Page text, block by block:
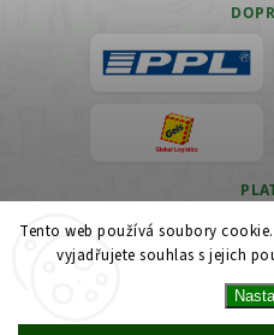
Tento web používá soubory
vyjadřujete souhlas s jejich